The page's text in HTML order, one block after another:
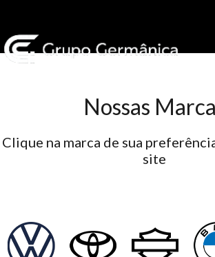
Nossas
Clique na marca de sua
site